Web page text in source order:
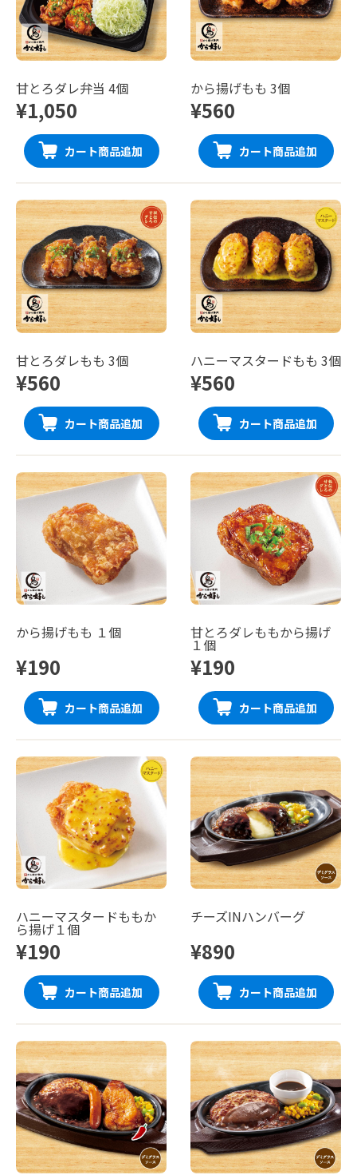
甘とろダレ弁当 4個
¥1,050
カート商品追加
から揚げもも 3個
¥560
カート商品追加
甘とろダレもも 3個
¥560
カート商品追加
ハニーマスタードもも 3個
¥560
カート商品追加
から揚げもも １個
¥190
カート商品追加
甘とろダレももから揚げ
１個
¥190
カート商品追加
ハニーマスタードももか
ら揚げ１個
¥190
カート商品追加
チーズINハンバーグ
¥890
カート商品追加